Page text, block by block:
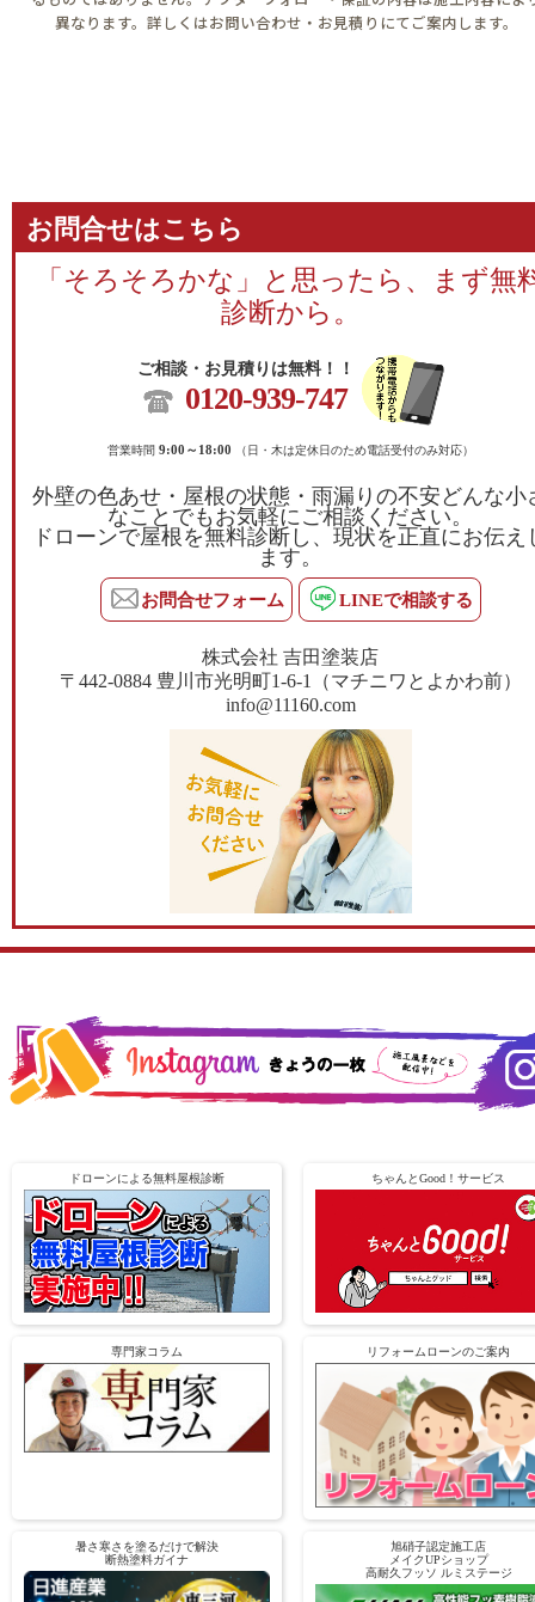
異なります。詳しくはお問い合わせ・お見積りにてご案内します。
お問合せはこちら
「そろそろかな」と思ったら、まず無
診断から。
ご相談・お見積りは無料！！
0120-939-747
営業時間 9:00～18:00 （日・木は定休日のため電話受付のみ対応）
外壁の色あせ・屋根の状態・雨漏りの不安どんな小
なことでもお気軽にご相談ください。
ドローンで屋根を無料診断し、現状を正直にお伝え
ます。
お問合せフォーム LINEで相談する
株式会社 吉田塗装店
〒442-0884 豊川市光明町1-6-1（マチニワとよかわ前）
info@11160.com
ドローンによる無料屋根診断 ちゃんとGood！サービス
専門家コラム リフォームローンのご案内
暑さ寒さを塗るだけで解決
断熱塗料ガイナ
旭硝子認定施工店
メイクUPショップ
高耐久フッソ ルミステージ